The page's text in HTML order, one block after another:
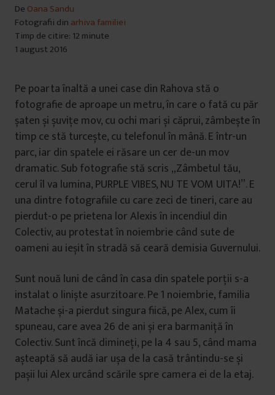
De Oana Sandu
Fotografii din arhiva familiei
Timp de citire: 12 minute
1 august 2016
Pe poarta înaltă a unei case din Rahova stă o
fotografie de aproape un metru, în care o fată cu păr
șaten și șuvițe mov, cu ochi mari și căprui, zâmbește în
timp ce stă turcește, cu telefonul în mână. E într-un
parc, iar din spatele ei răsare un cer de-un mov
dramatic. Sub fotografie stă scris „Zâmbetul tău,
cerul îl va lumina, PURPLE VIBES, NU TE VOM UITA!”. E
una dintre fotografiile cu care zeci de tineri, care au
pierdut-o pe prietena lor Alexis în incendiul din
Colectiv, au protestat în noiembrie când sute de
oameni au ieșit în stradă să ceară demisia Guvernului.
Sunt nouă luni de când în casa din spatele porții s-a
instalat o liniște asurzitoare. Pe 1 noiembrie, familia
Matache și-a pierdut singura fiică, pe Alex, cum îi
spuneau, care avea 26 de ani și era barmaniță în
Colectiv. Sunt încă dimineți, pe la 4 sau 5, când mama
așteaptă să audă iar ușa de la casă trântindu-se și
pașii lui Alex urcând scările spre camera ei de la etaj.